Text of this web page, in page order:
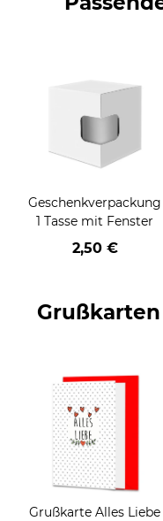
Geschenkverpackung
1 Tasse mit Fenster
2,50 €
Grußkarte Alles Liebe